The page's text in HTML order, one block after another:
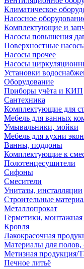
Климатическое
Насосное
Комплектующие и
Насосы повышения
Поверхностные
Насосы прочее
Насосы
Установки
Оборудование
Приборы учёта и КИП
Сантехника
Комплектующие для
Мебель для ванных
Умывальники, мойки
Мебель для кухни
Ванны, поддоны
Комплектующие к
Полотенцесушители
Сифоны
Смесители
Унитазы, инсталляции
Строительные
Металлопрокат
Герметики,
Кровля
Лакокрасочная
Материалы для полов,
Метизная продукция/
Печное литьё